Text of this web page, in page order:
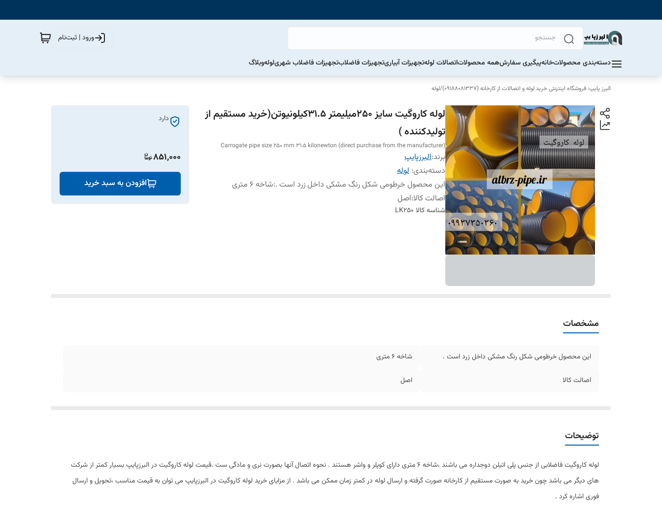
ورود | ثبت‌نام
دسته‌بندی محصولاتخانهپیگیری سفارشهمه محصولاتاتصالات لولهتجهیزات آبیاریتجهیزات فاضلابتجهیزات فاضلاب شهریلولهوبلاگ
البرز پایپ: فروشگاه اینترنتی خرید لوله و اتصالات از کارخانه (09188081337) /لوله
لوله کاروگیت سایز 250میلیمتر 31.5کیلونیوتن(خرید مستقیم از
تولیدکننده )
Carrogate pipe size 250 mm 31.5 kilonewton (direct purchase from the manufacturer)
برند:البرزپایپ
دسته‌بندی: لوله
این محصول خرطومی شکل رنگ مشکی داخل زرد است .:شاخه 6 متری
اصالت کالا:اصل
شناسه کالا LK250
دارد
851,000
افزودن به سبد خرید
مشخصات
این محصول خرطومی شکل رنگ مشکی داخل زرد است . شاخه 6 متری
اصالت کالا اصل
توضیحات
لوله کاروگیت فاضلابی از جنس پلی اتیلن دوجداره می باشند ،شاخه 6 متری دارای کوپلر و واشر هستند . نحوه اتصال آنها بصورت نری و مادگی ست .قیمت لوله کاروگیت در البرزپایپ بسیار کمتر از شرکت
های دیگر می باشد چون خرید به صورت مستقیم از کارخانه صورت گرفته و ارسال لوله در کمتر زمان ممکن می باشد . از مزایای خرید لوله کاروگیت در البرزپایپ می توان به قیمت مناسب ،تحویل و ارسال
فوری اشاره کرد .